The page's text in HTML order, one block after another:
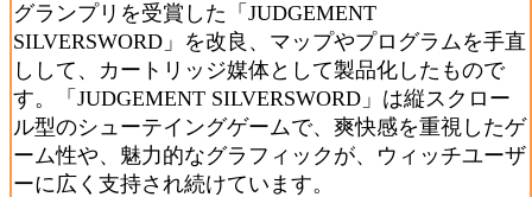
グランプリを受賞した「JUDGEMENT
SILVERSWORD」を改良、マップやプログラムを手直
しして、カートリッジ媒体として製品化したもので
す。「JUDGEMENT SILVERSWORD」は縦スクロー
ル型のシューテイングゲームで、爽快感を重視したゲ
ーム性や、魅力的なグラフィックが、ウィッチユーザ
ーに広く支持され続けています。